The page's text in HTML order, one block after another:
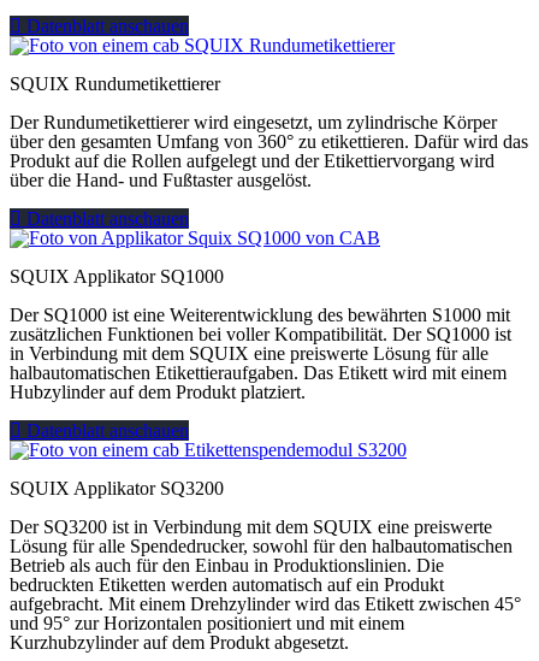
Datenblatt anschauen
SQUIX Rundumetikettierer
Der Rundumetikettierer wird eingesetzt, um zylindrische Körper
über den gesamten Umfang von 360° zu etikettieren. Dafür wird das
Produkt auf die Rollen aufgelegt und der Etikettiervorgang wird
über die Hand- und Fußtaster ausgelöst.
Datenblatt anschauen
SQUIX Applikator SQ1000
Der SQ1000 ist eine Weiterentwicklung des bewährten S1000 mit
zusätzlichen Funktionen bei voller Kompatibilität. Der SQ1000 ist
in Verbindung mit dem SQUIX eine preiswerte Lösung für alle
halbautomatischen Etikettieraufgaben. Das Etikett wird mit einem
Hubzylinder auf dem Produkt platziert.
Datenblatt anschauen
SQUIX Applikator SQ3200
Der SQ3200 ist in Verbindung mit dem SQUIX eine preiswerte
Lösung für alle Spendedrucker, sowohl für den halbautomatischen
Betrieb als auch für den Einbau in Produktionslinien. Die
bedruckten Etiketten werden automatisch auf ein Produkt
aufgebracht. Mit einem Drehzylinder wird das Etikett zwischen 45°
und 95° zur Horizontalen positioniert und mit einem
Kurzhubzylinder auf dem Produkt abgesetzt.